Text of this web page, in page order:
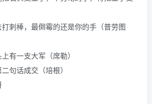
刺棒，最倒霉的还是你的手（普劳图
有一支大军（席勒）
句话成交（培根）